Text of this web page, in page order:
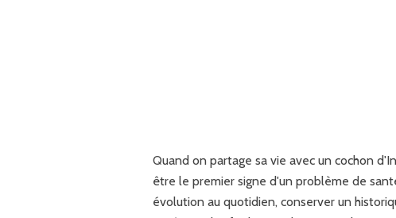
Quand on partage sa vie avec un cochon
être le premier signe d'un problème de
évolution au quotidien, conserver un